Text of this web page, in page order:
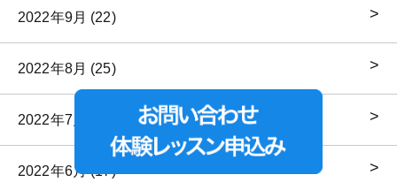
2022年9月 (22)
2022年8月 (25)
2022年7月 (17)
2022年6月 (17)